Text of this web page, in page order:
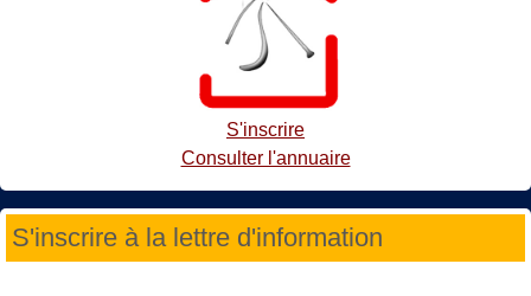
S'inscrire
Consulter l'annuaire
S'inscrire à la lettre d'information